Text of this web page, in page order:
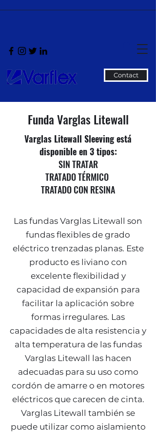
Contact
Funda Varglas Litewall
Varglas Litewall Sleeving está
disponible en 3 tipos:
SIN TRATAR
TRATADO TÉRMICO
TRATADO CON RESINA
Las fundas Varglas Litewall son
fundas flexibles de grado
eléctrico trenzadas planas. Este
producto es liviano con
excelente flexibilidad y
capacidad de expansión para
facilitar la aplicación sobre
formas irregulares. Las
capacidades de alta resistencia y
alta temperatura de las fundas
Varglas Litewall las hacen
adecuadas para su uso como
cordón de amarre o en motores
eléctricos que carecen de cinta.
Varglas Litewall también se
puede utilizar como aislamiento